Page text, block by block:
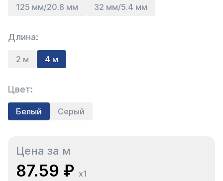
125 мм/20.8 мм
32 мм/5.4 мм
Длина:
2 м 4 м
Цвет:
Белый Серый
Цена за м
87.59 ₽ x1